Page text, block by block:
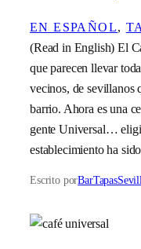
EN ESPAÑOL,
(Read in English) El
que parecen llevar
vecinos, de sevillanos
barrio. Ahora es una
gente Universal…
establecimiento ha
Escrito por